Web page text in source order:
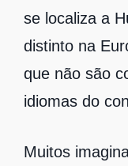
se localiza a
distinto na
que não são
idiomas do
Muitos